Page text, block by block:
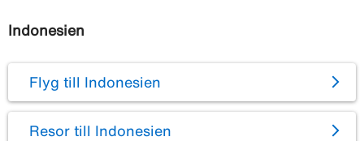
Indonesien
Flyg till Indonesien
Resor till Indonesien